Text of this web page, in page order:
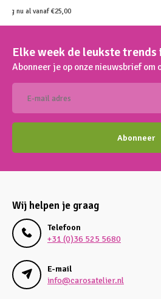
nu al vanaf €25,00
Elke week de leukste trends
Abonneer je op onze nieuwsbrief om
Abonneer
Wij helpen je graag
Telefoon
+31 (0)36 525 5680
E-mail
info@carosatelier.nl